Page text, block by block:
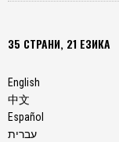
35 СТРАНИ, 21 ЕЗИКА
English
中文
Español
עברית